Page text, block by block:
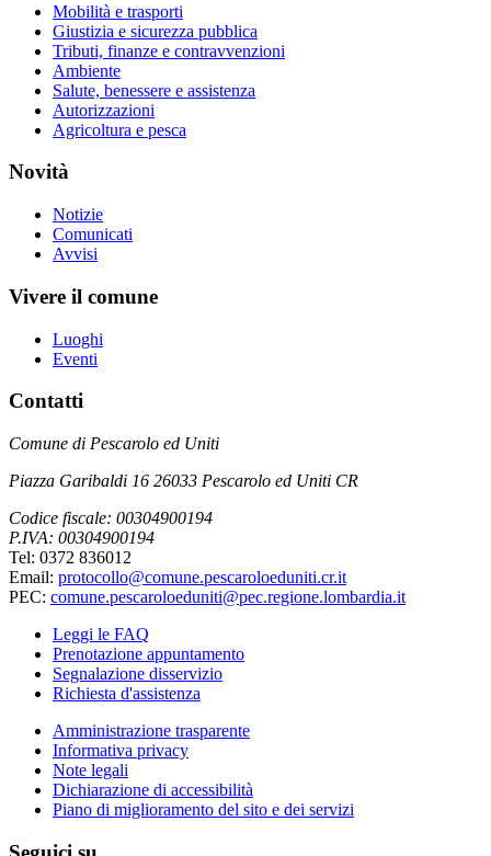
Mobilità e trasporti
Giustizia e sicurezza pubblica
Tributi, finanze e contravvenzioni
Ambiente
Salute, benessere e assistenza
Autorizzazioni
Agricoltura e pesca
Novità
Notizie
Comunicati
Avvisi
Vivere il comune
Luoghi
Eventi
Contatti
Comune di Pescarolo ed Uniti
Piazza Garibaldi 16 26033 Pescarolo ed Uniti CR
Codice fiscale: 00304900194
P.IVA: 00304900194
Tel: 0372 836012
Email: protocollo@comune.pescaroloeduniti.cr.it
PEC: comune.pescaroloeduniti@pec.regione.lombardia.it
Leggi le FAQ
Prenotazione appuntamento
Segnalazione disservizio
Richiesta d'assistenza
Amministrazione trasparente
Informativa privacy
Note legali
Dichiarazione di accessibilità
Piano di miglioramento del sito e dei servizi